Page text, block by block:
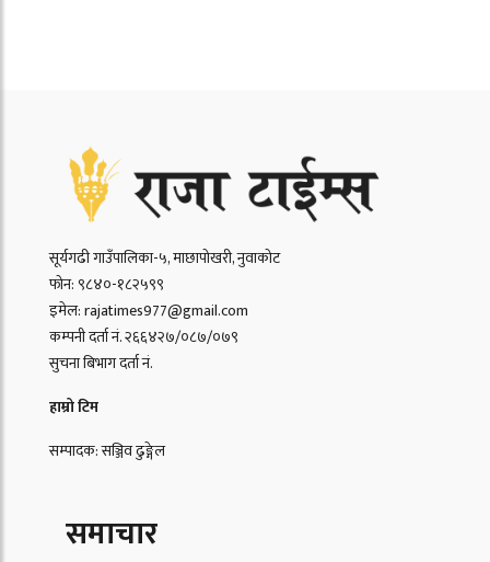
सूर्यगढी गाउँपालिका-५, माछापोखरी, नुवाकोट
फोन: ९८४०-१८२५९९
इमेल: rajatimes977@gmail.com
कम्पनी दर्ता नं. २६६४२७/०८७/०७९
सुचना बिभाग दर्ता नं.
हाम्रो टिम
सम्पादक: सञ्जिव ढुङ्गेल
समाचार